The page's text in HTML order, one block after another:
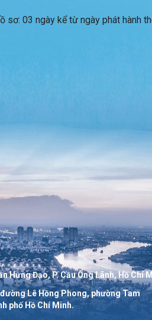
sơ: 03 ngày kể từ ngày phát hành
Hưng Đạo, P. Cầu Ông Lãnh, Hồ Chí
Lê Hồng Phong, phường Tam
phố Hồ Chí Minh.